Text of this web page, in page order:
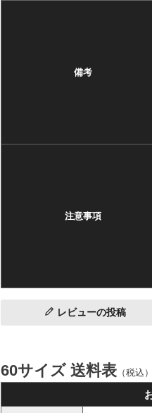
備考
注意事項
レビューの投稿
60サイズ 送料表 （税込）